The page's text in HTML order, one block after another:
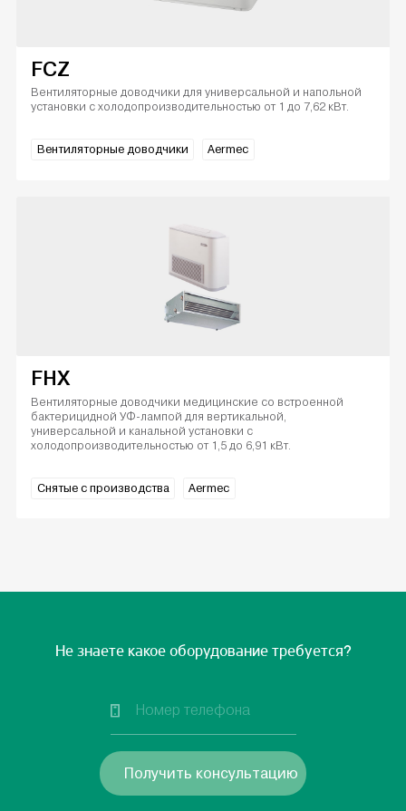
FCZ
Вентиляторные доводчики для универсальной и напольной
установки с холодопроизводительностью от 1 до 7,62 кВт.
Вентиляторные доводчики Aermec
FHX
Вентиляторные доводчики медицинские со встроенной
бактерицидной УФ-лампой для вертикальной,
универсальной и канальной установки с
холодопроизводительностью от 1,5 до 6,91 кВт.
Снятые с производства Aermec
Не знаете какое оборудование требуется?
Получить консультацию